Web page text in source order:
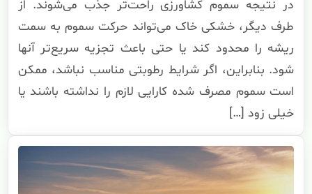
در نتیجه سموم کشاورزی راحت‌تر جذب می‌شوند. از
طرف دیگر، خشکی خاک می‌تواند حرکت سموم به سمت
ریشه را محدود کند یا حتی باعث تجزیه سریع‌تر آنها
شود. بنابراین، اگر شرایط رطوبتی مناسب نباشد، ممکن
است سموم مصرف شده کارایی لازم را نداشته باشند یا
خیلی زود […]